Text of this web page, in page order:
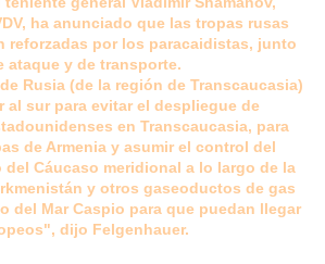
ha anunciado que las tropas rusas
reforzadas por los paracaidistas, junto
ataque y de transporte.
Rusia (de la región de Transcaucasia)
al sur para evitar el despliegue de
en Transcaucasia, para
de Armenia y asumir el control del
Cáucaso meridional a lo largo de la
y otros gaseoductos de gas
del Mar Caspio para que puedan llegar
dijo Felgenhauer.